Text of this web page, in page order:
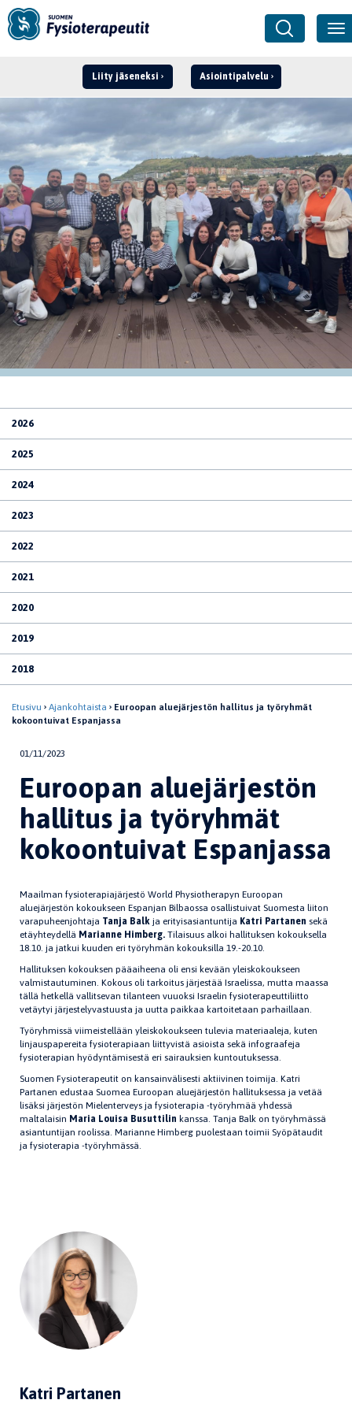
Liity jäseneksi Asiointipalvelu
2026
2025
2024
2023
2022
2021
2020
2019
2018
Etusivu Ajankohtaista
Euroopan aluejärjestön hallitus ja työryhmät
kokoontuivat Espanjassa
01/11/2023
Euroopan aluejärjestön
hallitus ja työryhmät
kokoontuivat Espanjassa
Maailman fysioterapiajärjestö World Physiotherapyn Euroopan
aluejärjestön kokoukseen Espanjan Bilbaossa osallistuivat Suomesta liiton
varapuheenjohtaja Tanja Balk ja erityisasiantuntija Katri Partanen sekä
etäyhteydellä Marianne Himberg. Tilaisuus alkoi hallituksen kokouksella
18.10. ja jatkui kuuden eri työryhmän kokouksilla 19.-20.10.
Hallituksen kokouksen pääaiheena oli ensi kevään yleiskokoukseen
valmistautuminen. Kokous oli tarkoitus järjestää Israelissa, mutta maassa
tällä hetkellä vallitsevan tilanteen vuuoksi Israelin fysioterapeuttiliitto
vetäytyi järjestelyvastuusta ja uutta paikkaa kartoitetaan parhaillaan.
Työryhmissä viimeistellään yleiskokoukseen tulevia materiaaleja, kuten
linjauspapereita fysioterapiaan liittyvistä asioista sekä infograafeja
fysioterapian hyödyntämisestä eri sairauksien kuntoutuksessa.
Suomen Fysioterapeutit on kansainvälisesti aktiivinen toimija. Katri
Partanen edustaa Suomea Euroopan aluejärjestön hallituksessa ja vetää
lisäksi järjestön Mielenterveys ja fysioterapia -työryhmää yhdessä
maltalaisin Maria Louisa Busuttilin kanssa. Tanja Balk on työryhmässä
asiantuntijan roolissa. Marianne Himberg puolestaan toimii Syöpätaudit
ja fysioterapia -työryhmässä.
Katri Partanen